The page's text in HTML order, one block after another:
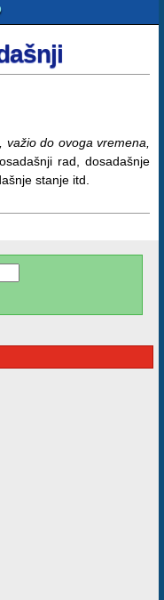
važio do ovoga vremena,
rad, dosadašnje
stanje itd.